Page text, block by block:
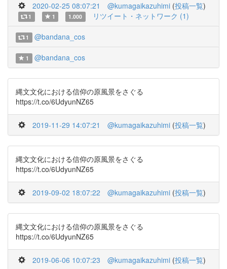
2020-02-25 08:07:21 @kumagaikazuhimi (投稿一覧)
1 1 1.000 リツイート・ネットワーク (1)
1 @bandana_cos
1 @bandana_cos
縄文文化における信仰の原風景をさぐる
https://t.co/6UdyunNZ65
2019-11-29 14:07:21 @kumagaikazuhimi (投稿一覧)
縄文文化における信仰の原風景をさぐる
https://t.co/6UdyunNZ65
2019-09-02 18:07:22 @kumagaikazuhimi (投稿一覧)
縄文文化における信仰の原風景をさぐる
https://t.co/6UdyunNZ65
2019-06-06 10:07:23 @kumagaikazuhimi (投稿一覧)